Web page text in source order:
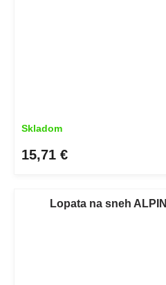
Skladom
15,71 €
Lopata na sneh